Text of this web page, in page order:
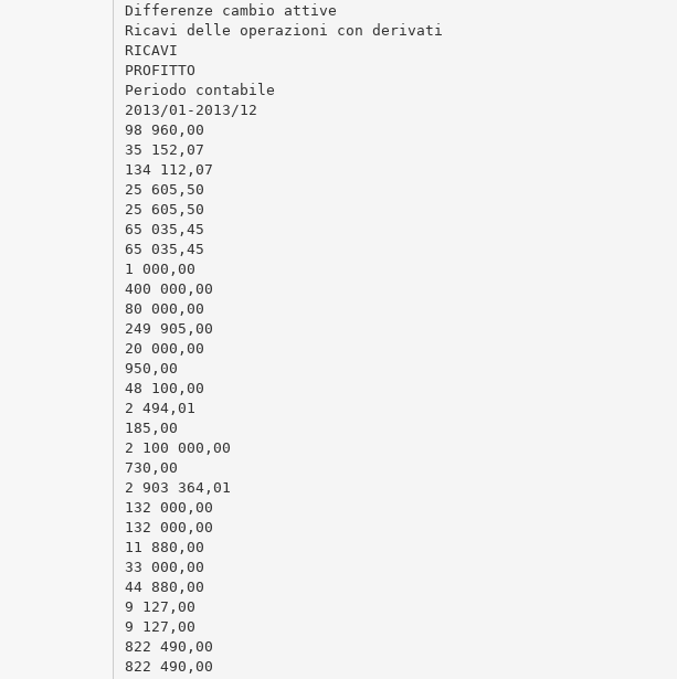
Differenze cambio attive
Ricavi delle operazioni con derivati
RICAVI
PROFITTO
Periodo contabile
2013/01-2013/12
98 960,00
35 152,07
134 112,07
25 605,50
25 605,50
65 035,45
65 035,45
1 000,00
400 000,00
80 000,00
249 905,00
20 000,00
950,00
48 100,00
2 494,01
185,00
2 100 000,00
730,00
2 903 364,01
132 000,00
132 000,00
11 880,00
33 000,00
44 880,00
9 127,00
9 127,00
822 490,00
822 490,00